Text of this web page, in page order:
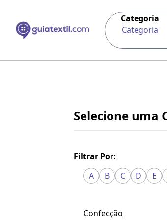
Categoria
Categoria
Selecione uma
Filtrar Por:
A
B C D E
Confecção